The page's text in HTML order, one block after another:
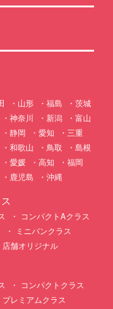
山形 福島
茨城
神奈川 新潟
富山
静岡 愛知
三重
和歌山 鳥取
島根
愛媛 高知
福岡
鹿児島 沖縄
コンパクトAクラス
ミニバンクラス
店舗オリジナル
コンパクトクラス
プレミアムクラス